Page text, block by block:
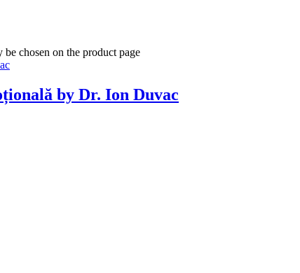
chosen on the product page
by Dr. Ion Duvac